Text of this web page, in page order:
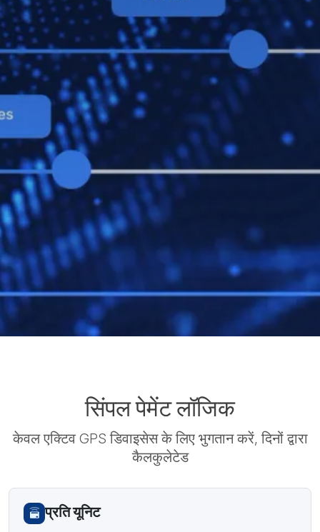
सिंपल पेमेंट लॉजिक
केवल एक्टिव GPS डिवाइसेस के लिए भुगतान करें, दिनों द्वारा
कैलकुलेटेड
प्रति यूनिट